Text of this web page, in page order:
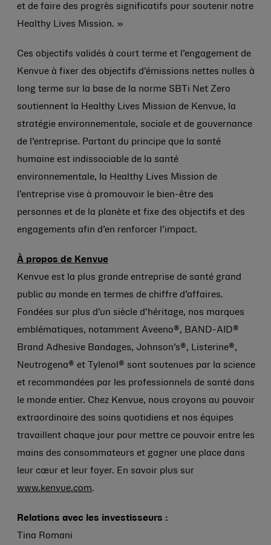
et de faire des progrès significatifs pour soutenir notre
Healthy Lives Mission. »
Ces objectifs validés à court terme et l’engagement de
Kenvue à fixer des objectifs d’émissions nettes nulles à
long terme sur la base de la norme SBTi Net Zero
soutiennent la Healthy Lives Mission de Kenvue, la
stratégie environnementale, sociale et de gouvernance
de l’entreprise. Partant du principe que la santé
humaine est indissociable de la santé
environnementale, la Healthy Lives Mission de
l’entreprise vise à promouvoir le bien-être des
personnes et de la planète et fixe des objectifs et des
engagements afin d’en renforcer l’impact.
À propos de Kenvue
Kenvue est la plus grande entreprise de santé grand
public au monde en termes de chiffre d’affaires.
Fondées sur plus d’un siècle d’héritage, nos marques
emblématiques, notamment Aveeno®, BAND-AID®
Brand Adhesive Bandages, Johnson’s®, Listerine®,
Neutrogena® et Tylenol® sont soutenues par la science
et recommandées par les professionnels de santé dans
le monde entier. Chez Kenvue, nous croyons au pouvoir
extraordinaire des soins quotidiens et nos équipes
travaillent chaque jour pour mettre ce pouvoir entre les
mains des consommateurs et gagner une place dans
leur cœur et leur foyer. En savoir plus sur
www.kenvue.com.
Relations avec les investisseurs :
Tina Romani